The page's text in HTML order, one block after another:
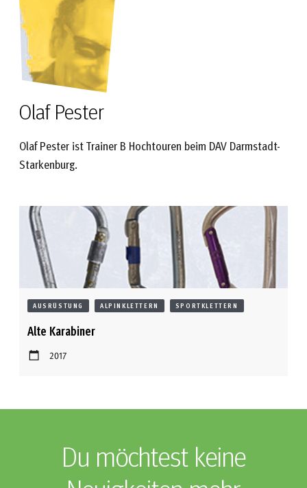
Olaf Pester
Olaf Pester ist Trainer B Hochtouren beim DAV Darmstadt-
Starkenburg.
AUSRÜSTUNG ALPINKLETTERN SPORTKLETTERN
Alte Karabiner
2017
Du möchtest keine